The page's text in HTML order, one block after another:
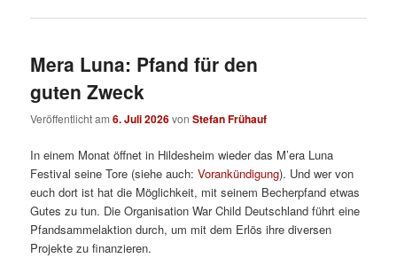
Mera Luna: Pfand für den
guten Zweck
Veröffentlicht am6. Juli 2026vonStefan Frühauf
In einem Monat öffnet in Hildesheim wieder das M’era Luna
Festival seine Tore (siehe auch:Vorankündigung). Und wer von
euch dort ist hat die Möglichkeit, mit seinem Becherpfand etwas
Gutes zu tun. Die Organisation War Child Deutschland führt eine
Pfandsammelaktion durch, um mit dem Erlös ihre diversen
Projekte zu finanzieren.